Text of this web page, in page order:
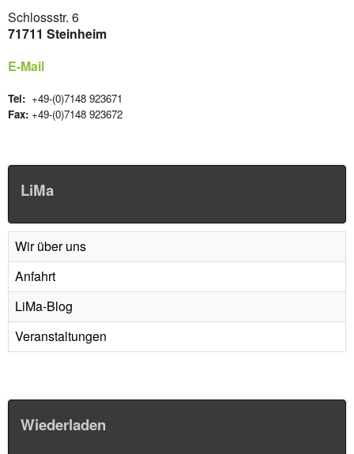
Schlossstr. 6
71711 Steinheim
E-Mail
Tel: +49-(0)7148 923671
Fax: +49-(0)7148 923672
LiMa
Wir über uns
Anfahrt
LiMa-Blog
Veranstaltungen
Wiederladen